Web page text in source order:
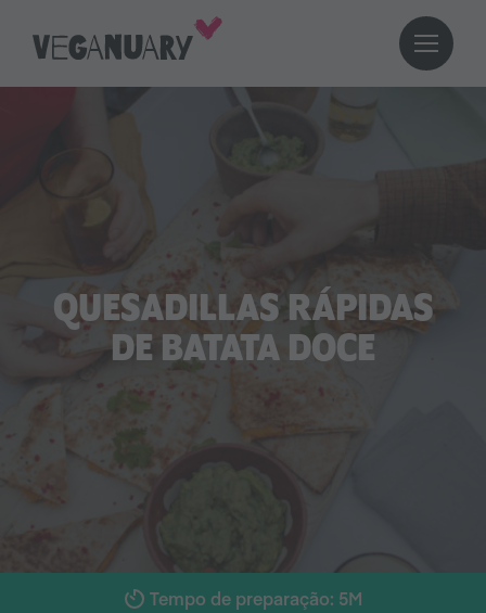
QUESADILLAS RÁPIDAS
DE BATATA DOCE
Tempo de preparação: 5M